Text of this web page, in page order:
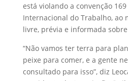
está violando a convenção
Internacional do Trabalho, ao
livre, prévia e informada
“Não vamos ter terra para
peixe para comer, e a gente
consultado para isso”, diz